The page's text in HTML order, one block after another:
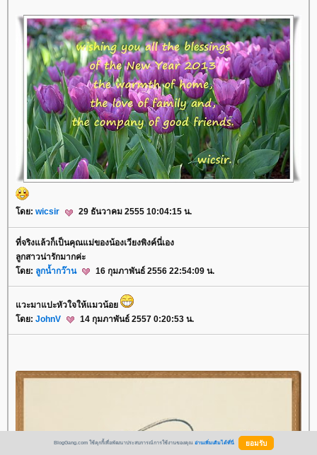
ดย: wicsir 29 ธันวาคม 2555 10:04:15 น.
ที่จริงแล้วก็เป็นคุณแม่ของน้องเวียงพิงค์นี่เอง
ลูกสาวน่ารักมากค่ะ
ดย: ลูกน้ำกว๊าน 16 กุมภาพันธ์ 2556 22:54:09 น.
วะมาแปะหัวใจให้แมวน้อ
ดย: JohnV 14 กุมภาพันธ์ 2557 0:20:53 น.
BlogGang.com ใช้คุกกี้เพื่อพัฒนาประสบการณ์การใช้งานของคุณ อ่านเพิ่มเติมได้ที่นี่